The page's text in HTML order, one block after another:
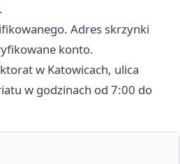
Adres skrzynki
konto.
w Katowicach, ulica
w godzinach od 7:00 do